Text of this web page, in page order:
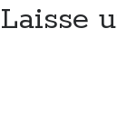
Laisse